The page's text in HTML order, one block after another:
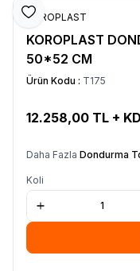
Favoriye Ekle
KOROPLAST
KOROPLAST
50*52 CM
Ürün Kodu : T175
12.258,00 TL +
Daha Fazla Dondurma
Koli